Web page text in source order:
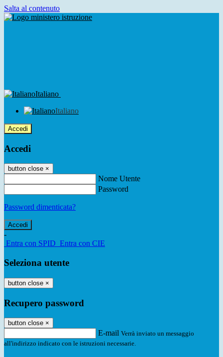
Salta al contenuto
Italiano
Italiano
Accedi
Accedi
button close ×
Nome Utente
Password
Password dimenticata?
-
Entra con SPID Entra con CIE
Seleziona utente
button close ×
Recupero password
button close ×
E-mail Verrà inviato un messaggio
all'indirizzo indicato con le istruzioni necessarie.